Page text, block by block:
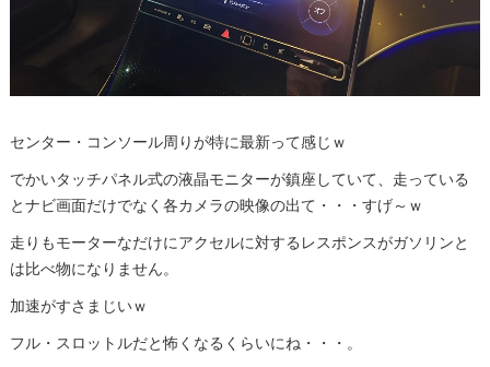
センター・コンソール周りが特に最新って感じｗ
でかいタッチパネル式の液晶モニターが鎮座していて、走っている
とナビ画面だけでなく各カメラの映像の出て・・・すげ～ｗ
走りもモーターなだけにアクセルに対するレスポンスがガソリンと
は比べ物になりません。
加速がすさまじいｗ
フル・スロットルだと怖くなるくらいにね・・・。